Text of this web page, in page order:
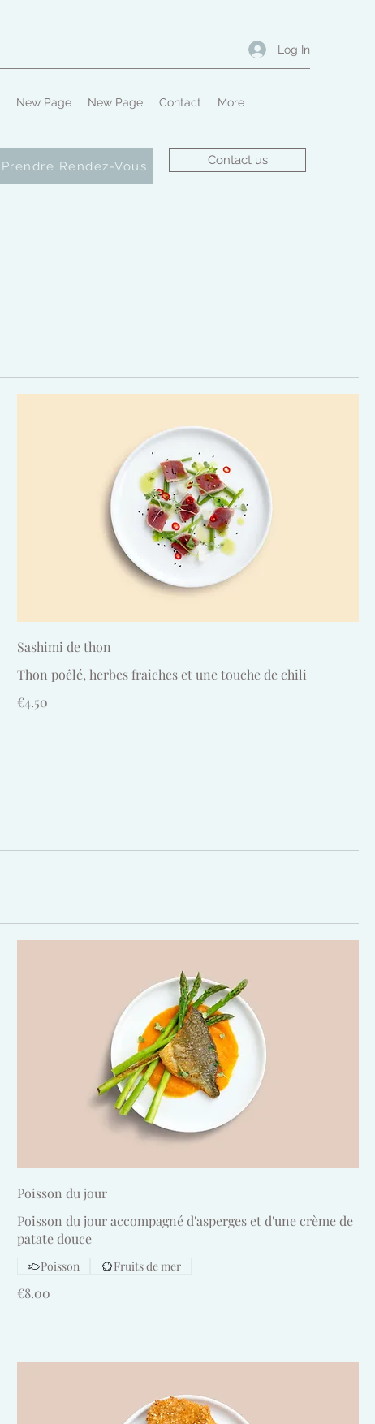
Log In
Prendre Rendez-Vous Contact us
New Page New Page Contact More
Sashimi de thon
Thon poêlé, herbes fraîches et une touche de chili
€4.50
Poisson du jour
Poisson du jour accompagné d'asperges et d'une crème de
patate douce
€8.00
Poisson Fruits de mer